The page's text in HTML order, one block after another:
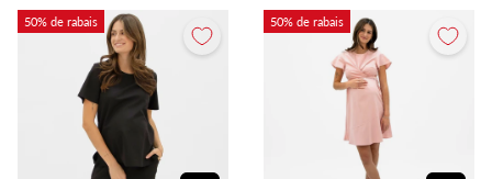
50% de rabais 50% de rabais